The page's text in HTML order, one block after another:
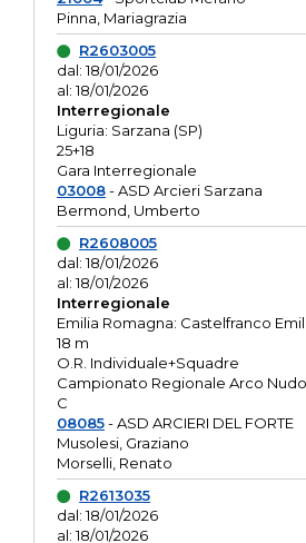
Pinna, Mariagrazia
R2603005
dal: 18/01/2026
al: 18/01/2026
Interregionale
Liguria: Sarzana (SP)
25+18
Gara Interregionale
03008- ASD Arcieri Sarzana
Bermond, Umberto
R2608005
dal: 18/01/2026
al: 18/01/2026
Interregionale
Emilia Romagna: Castelfranco
18 m
O.R. Individuale+Squadre
Campionato Regionale Arco Nudo
C
08085- ASD ARCIERI DEL FORTE
Musolesi, Graziano
Morselli, Renato
R2613035
dal: 18/01/2026
al: 18/01/2026